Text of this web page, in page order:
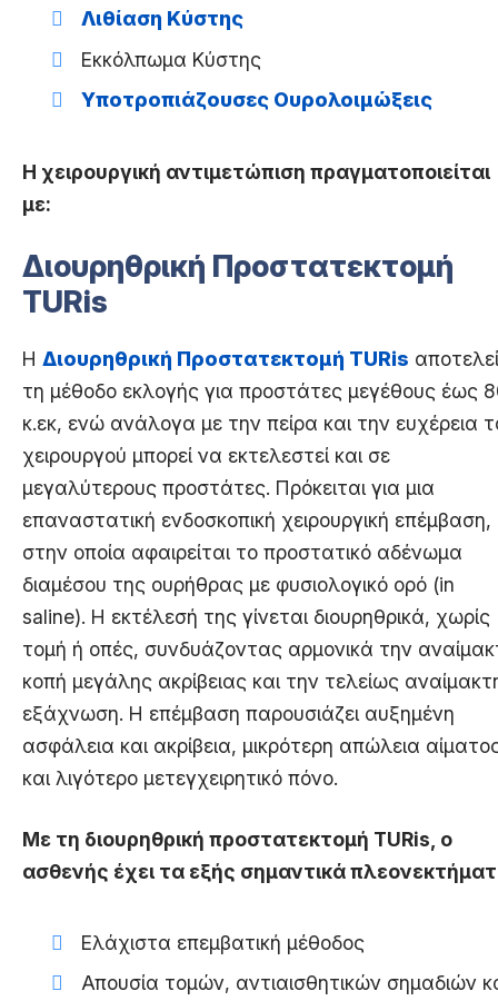
Λιθίαση Κύστης
Εκκόλπωμα Κύστης
Υποτροπιάζουσες Ουρολοιμώξεις
Η χειρουργική αντιμετώπιση πραγματοποιείται
με:
Διουρηθρική Προστατεκτομή
TURis
Η Διουρηθρική Προστατεκτομή TURis αποτελεί
τη μέθοδο εκλογής για προστάτες μεγέθους έως
κ.εκ, ενώ ανάλογα με την πείρα και την ευχέρεια
χειρουργού μπορεί να εκτελεστεί και σε
μεγαλύτερους προστάτες. Πρόκειται για μια
επαναστατική ενδοσκοπική χειρουργική επέμβαση,
στην οποία αφαιρείται το προστατικό αδένωμα
διαμέσου της ουρήθρας με φυσιολογικό ορό (in
saline). Η εκτέλεσή της γίνεται διουρηθρικά, χωρίς
τομή ή οπές, συνδυάζοντας αρμονικά την
κοπή μεγάλης ακρίβειας και την τελείως
εξάχνωση. Η επέμβαση παρουσιάζει αυξημένη
ασφάλεια και ακρίβεια, μικρότερη απώλεια
και λιγότερο μετεγχειρητικό πόνο.
Με τη διουρηθρική προστατεκτομή TURis, ο
ασθενής έχει τα εξής σημαντικά
Ελάχιστα επεμβατική μέθοδος
Απουσία τομών, αντιαισθητικών σημαδιών